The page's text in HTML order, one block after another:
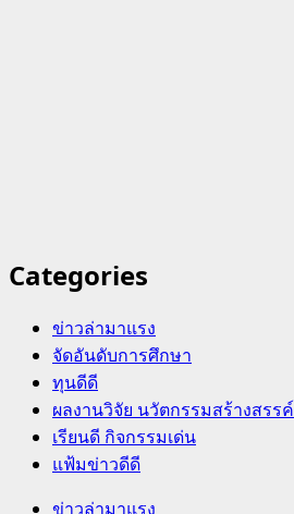
Categories
ข่าวล่ามาแรง
จัดอันดับการศึกษา
ทุนดีดี
ผลงานวิจัย นวัตกรรมสร้างสรรค์
เรียนดี กิจกรรมเด่น
แฟ้มข่าวดีดี
Primaryข่าวล่ามาแรง